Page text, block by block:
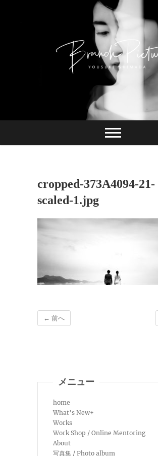
ブランチピク
ー 嶋田陽
長崎 カメラマン
cropped-373A4094-21-
scaled-1.jpg
← 前へ
メニュー
home
What’s New+
Works
Work Shop / Online Mentoring
About
写真集 / Photo album